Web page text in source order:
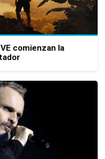
comienzan la